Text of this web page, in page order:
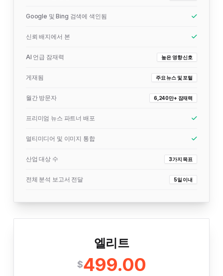
Google 및 Bing 검색에 색인됨
신뢰 배지에서 본
AI 언급 잠재력 높은 영향 신호
게재됨 주요 뉴스 및 포털
월간 방문자 6,240만+ 잠재력
프리미엄 뉴스 파트너 배포
멀티미디어 및 이미지 통합
산업 대상 수 3가지 목표
전체 분석 보고서 전달 5일 이내
엘리트
$499.00